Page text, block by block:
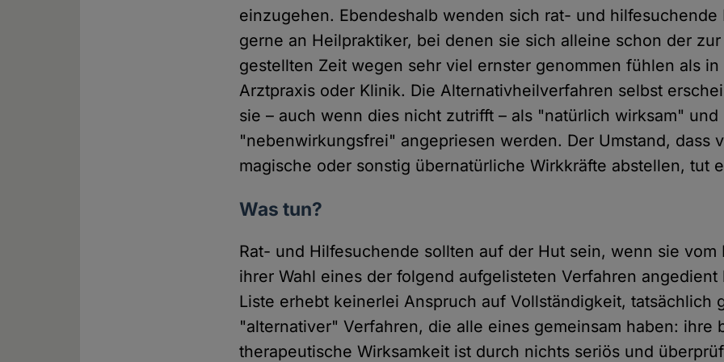
einzugehen. Ebendeshalb wenden sich rat- und hilfesuchende
gerne an Heilpraktiker, bei denen sie sich alleine schon der
gestellten Zeit wegen sehr viel ernster genommen fühlen als
Arztpraxis oder Klinik. Die Alternativheilverfahren selbst
sie – auch wenn dies nicht zutrifft – als "natürlich wirksam" und
"nebenwirkungsfrei" angepriesen werden. Der Umstand, dass
magische oder sonstig übernatürliche Wirkkräfte abstellen, tut
Was tun?
Rat- und Hilfesuchende sollten auf der Hut sein, wenn sie vom
ihrer Wahl eines der folgend aufgelisteten Verfahren angedient
Liste erhebt keinerlei Anspruch auf Vollständigkeit, tatsächlich
"alternativer" Verfahren, die alle eines gemeinsam haben: ihre
therapeutische Wirksamkeit ist durch nichts seriös und